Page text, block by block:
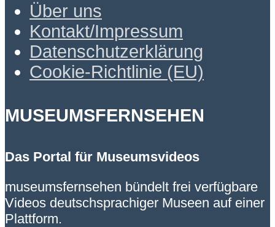
Über uns
Kontakt/Impressum
Datenschutzerklärung
Cookie-Richtlinie (EU)
MUSEUMSFERNSEHEN
Das Portal für Museumsvideos
museumsfernsehen bündelt frei verfügbare
Videos deutschsprachiger Museen auf einer
Plattform.